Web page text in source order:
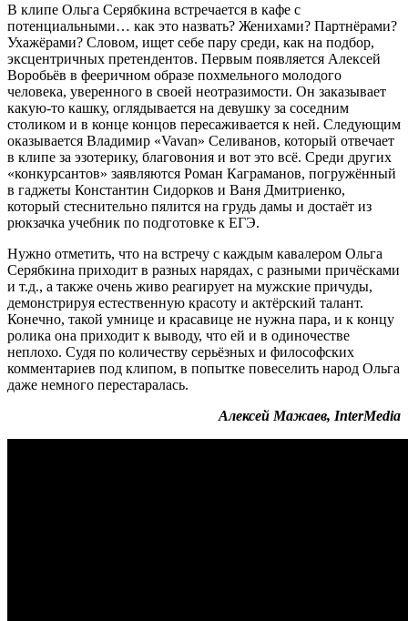
В клипе Ольга Серябкина встречается в кафе с
потенциальными… как это назвать? Женихами? Партнёрами?
Ухажёрами? Словом, ищет себе пару среди, как на подбор,
эксцентричных претендентов. Первым появляется Алексей
Воробьёв в фееричном образе похмельного молодого
человека, уверенного в своей неотразимости. Он заказывает
какую-то кашку, оглядывается на девушку за соседним
столиком и в конце концов пересаживается к ней. Следующим
оказывается Владимир «Vavan» Селиванов, который отвечает
в клипе за эзотерику, благовония и вот это всё. Среди других
«конкурсантов» заявляются Роман Каграманов, погружённый
в гаджеты Константин Сидорков и Ваня Дмитриенко,
который стеснительно пялится на грудь дамы и достаёт из
рюкзачка учебник по подготовке к ЕГЭ.
Нужно отметить, что на встречу с каждым кавалером Ольга
Серябкина приходит в разных нарядах, с разными причёсками
и т.д., а также очень живо реагирует на мужские причуды,
демонстрируя естественную красоту и актёрский талант.
Конечно, такой умнице и красавице не нужна пара, и к концу
ролика она приходит к выводу, что ей и в одиночестве
неплохо. Судя по количеству серьёзных и философских
комментариев под клипом, в попытке повеселить народ Ольга
даже немного перестаралась.
Алексей Мажаев, InterMedia